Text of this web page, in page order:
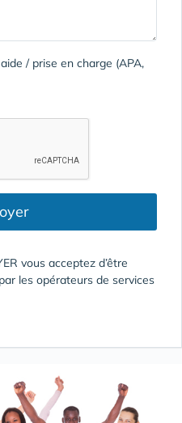
/ prise en charge (APA,
vous acceptez d’être
les opérateurs de services